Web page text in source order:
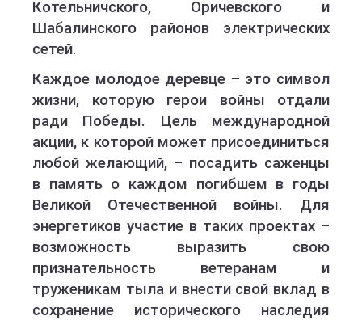
Котельничского, Оричевского и
Шабалинского районов электрических
сетей.
Каждое молодое деревце – это символ
жизни, которую герои войны отдали
ради Победы. Цель международной
акции, к которой может присоединиться
любой желающий, – посадить саженцы
в память о каждом погибшем в годы
Великой Отечественной войны. Для
энергетиков участие в таких проектах –
возможность выразить свою
признательность ветеранам и
труженикам тыла и внести свой вклад в
сохранение исторического наследия